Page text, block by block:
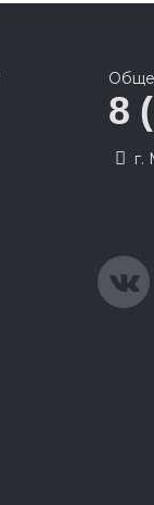
8
г.